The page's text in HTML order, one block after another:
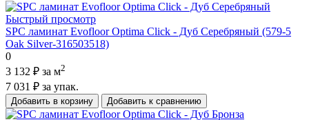
Быстрый просмотр
SPC ламинат Evofloor Optima Click - Дуб Серебряный (579-5
Оak Silver-316503518)
0
3 132 ₽ за м2
7 031 ₽ за упак.
Добавить в корзину Добавить к сравнению